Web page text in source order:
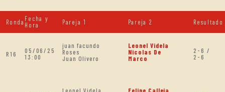
Ronda Fecha y
Hora
Pareja 1 Pareja 2 Resultado
R16
05/06/25
13:00
juan facundo
Roses
Juan Olivero
Leonel Videla
Nicolas De
Marco
2-6 /
2-6